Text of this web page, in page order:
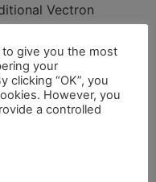
Vectron
procured in various
can be used in both
auf
in der
give you the most
your
clicking “OK”, you
However, you
a controlled